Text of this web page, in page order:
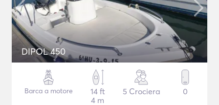
DIPOL 450
Barca a motore
14 ft
4 m
5 Crociera 0